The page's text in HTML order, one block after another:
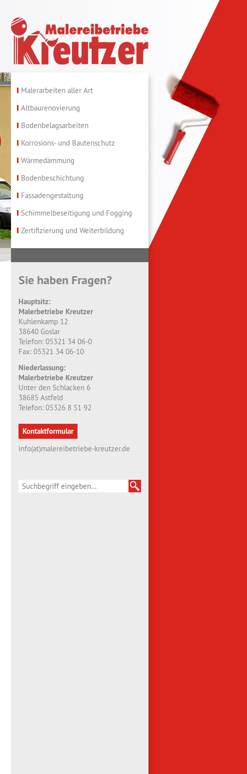
Malereibetriebe Kreutzer
Malerarbeiten aller Art
Altbaurenovierung
Bodenbelagsarbeiten
Korrosions- und Bautenschutz
Wärmedämmung
Bodenbeschichtung
Fassadengestaltung
Schimmelbeseitigung und Fogging
Zertifizierung und Weiterbildung
Sie haben Fragen?
Hauptsitz:
Malerbetriebe Kreutzer
Kuhlenkamp 12
38640 Goslar
Telefon: 05321 34 06-0
Fax: 05321 34 06-10
Niederlassung:
Malerbetriebe Kreutzer
Unter den Schlacken 6
38685 Astfeld
Telefon: 05326 8 51 92
Kontaktformular
info(at)malereibetriebe-kreutzer.de